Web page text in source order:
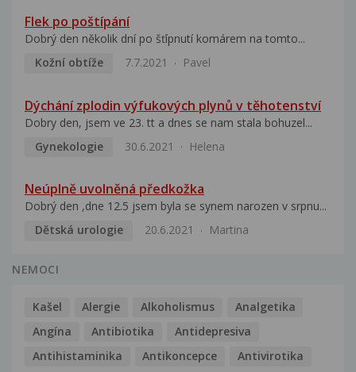
Flek po poštípání
Dobrý den několik dní po šťípnutí komárem na tomto...
Kožní obtíže
7.7.2021 Pavel
Dýchání zplodin výfukových plynů v těhotenství
Dobry den, jsem ve 23. tt a dnes se nam stala bohuzel...
Gynekologie
30.6.2021 Helena
Neúplně uvolněná předkožka
Dobrý den ,dne 12.5 jsem byla se synem narozen v srpnu...
Dětská urologie
20.6.2021 Martina
NEMOCI
Kašel Alergie Alkoholismus
Analgetika
Angína
Antibiotika
Antidepresiva
Antihistaminika
Antikoncepce Antivirotika